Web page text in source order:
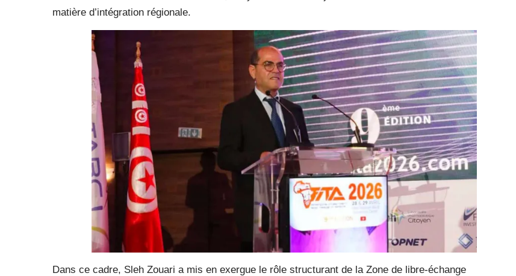
matière d’intégration régionale.
Dans ce cadre, Sleh Zouari a mis en exergue le rôle structurant de la Zone de libre-échange